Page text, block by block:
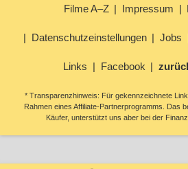
Filme A–Z Impressum
Datenschutzeinstellungen Jobs
Links Facebook
* Transparenzhinweis: Für gekennzeichnete
Rahmen eines Affiliate-Partnerprogramms. Das
Käufer, unterstützt uns aber bei der